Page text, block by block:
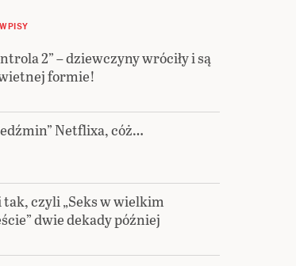
2” – dziewczyny wróciły i są
formie!
Netflixa, cóż…
tak, czyli „Seks w wielkim
dwie dekady później